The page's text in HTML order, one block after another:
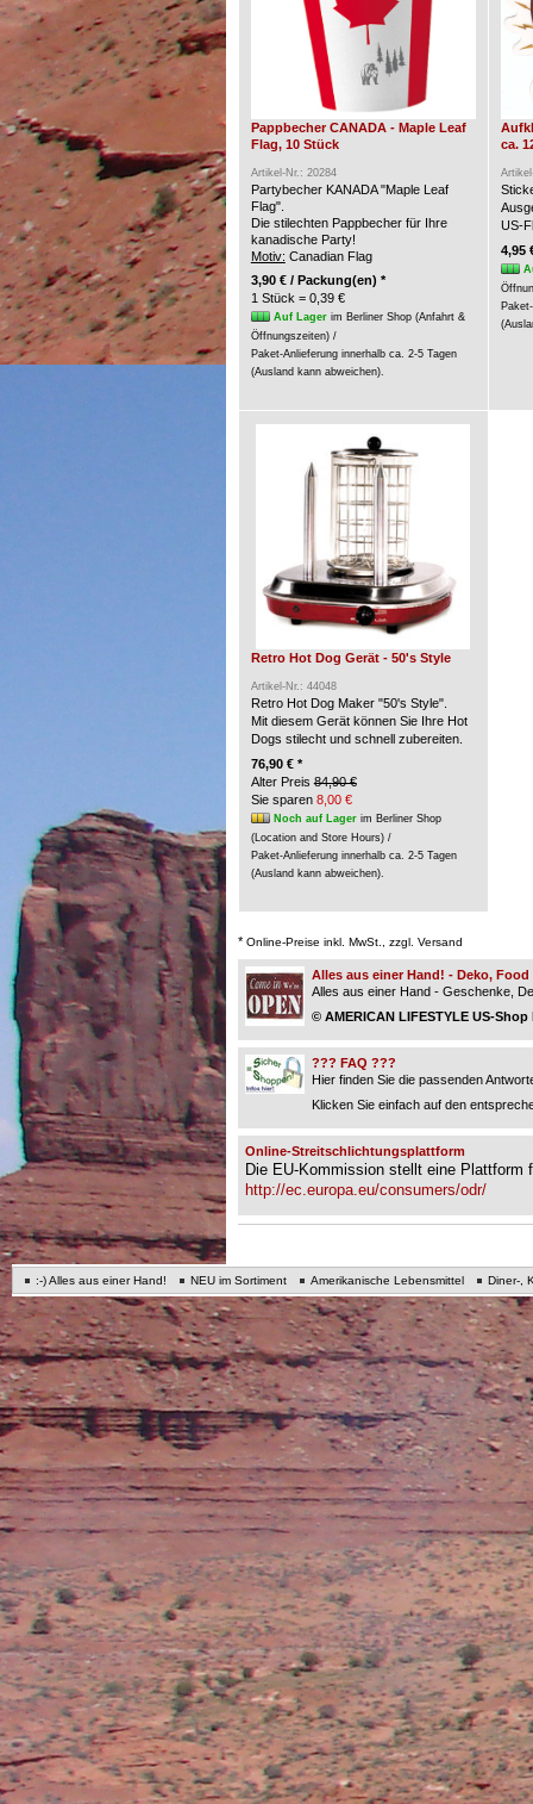
Pappbecher CANADA - Maple Leaf
Flag, 10 Stück
Artikel-Nr.: 20284
Partybecher KANADA "Maple Leaf
Flag".
Die stilechten Pappbecher für Ihre
kanadische Party!
Motiv: Canadian Flag
3,90 € / Packung(en) *
1 Stück = 0,39 €
Auf Lagerim Berliner Shop (Anfahrt &
Öffnungszeiten) /
Paket-Anlieferung innerhalb ca. 2-5 Tagen
(Ausland kann abweichen).
ca.
US-
4,95
Retro Hot Dog Gerät - 50's Style
Artikel-Nr.: 44048
Retro Hot Dog Maker "50's Style".
Mit diesem Gerät können Sie Ihre Hot
Dogs stilecht und schnell zubereiten.
76,90 € *
Alter Preis 84,90 €
Sie sparen 8,00 €
Noch auf Lagerim Berliner Shop
(Location and Store Hours) /
Paket-Anlieferung innerhalb ca. 2-5 Tagen
(Ausland kann abweichen).
* Online-Preise inkl. MwSt., zzgl. Versand
Alles aus einer Hand! - Deko, Food
Alles aus einer Hand - Geschenke,
© AMERICAN LIFESTYLE US-Shop
??? FAQ ???
Hier finden Sie die passenden
Klicken Sie einfach auf den
Online-Streitschlichtungsplattform
Die EU-Kommission stellt eine
http://ec.europa.eu/consumers/odr/
:-) Alles aus einer Hand! NEU im Sortiment Amerikanische Lebensmittel Diner-,